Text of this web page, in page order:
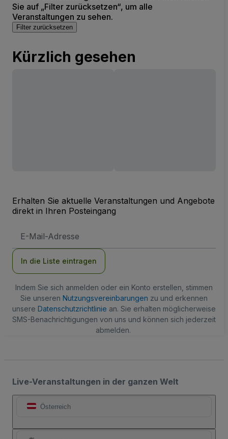
Sie auf „Filter zurücksetzen“, um alle
Veranstaltungen zu sehen.
Filter zurücksetzen
Kürzlich gesehen
Erhalten Sie aktuelle Veranstaltungen und Angebote
direkt in Ihren Posteingang
Mail-
In die Liste eintragen
Indem Sie sich anmelden oder ein Konto erstellen, stimmen
Sie unseren Nutzungsvereinbarungen zu und erkennen
unsere Datenschutzrichtlinie an. Sie erhalten möglicherweise
SMS-Benachrichtigungen von uns und können sich jederzeit
abmelden.
Live-Veranstaltungen in der ganzen Welt
Österreich